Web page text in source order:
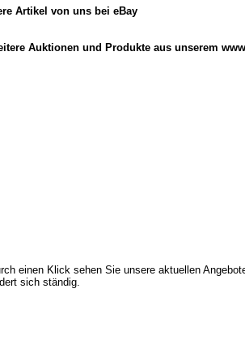
Artikel von uns bei eBay
Auktionen und Produkte aus unserem
einen Klick sehen Sie unsere aktuellen
sich ständig.